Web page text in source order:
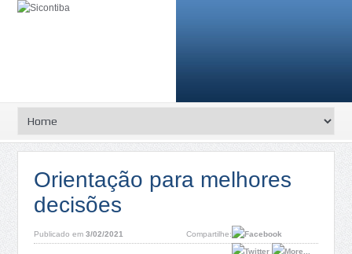
Orientação para melhores
decisões
Publicado em3/02/2021 Compartilhe: